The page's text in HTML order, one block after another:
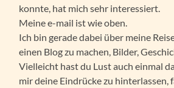
konnte, hat mich sehr interessiert.
Meine e-mail ist wie oben.
Ich bin gerade dabei über meine
einen Blog zu machen, Bilder,
Vielleicht hast du Lust auch einmal
mir deine Eindrücke zu hinterlassen,